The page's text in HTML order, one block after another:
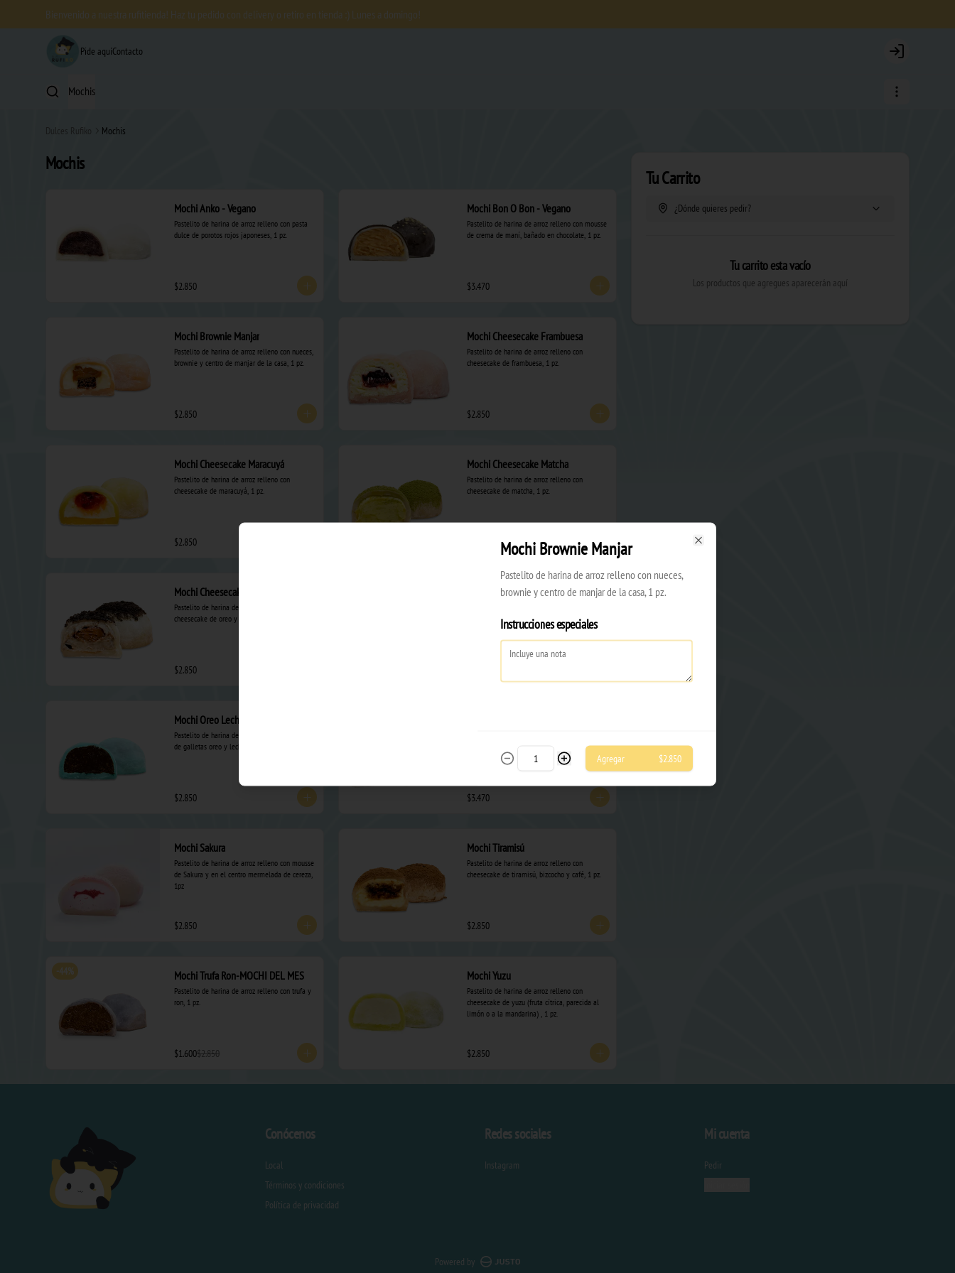
Bienvenido a nuestra rufitienda! Haz tu pedido con delivery o retiro en tienda :) Lunes a domingo!
Pide aquíContacto Login
Mochis
Dulces Rufiko Mochis
Mochis
Mochi Anko - Vegano
Pastelito de harina de arroz relleno con pasta
dulce de porotos rojos japoneses, 1 pz.
$2.850
Mochi Bon O Bon - Vegano
Pastelito de harina de arroz relleno con mousse
de crema de maní, bañado en chocolate, 1 pz.
$3.470
Mochi Brownie Manjar
Pastelito de harina de arroz relleno con nueces,
brownie y centro de manjar de la casa, 1 pz.
$2.850
Mochi Cheesecake Frambuesa
Pastelito de harina de arroz relleno con
cheesecake de frambuesa, 1 pz.
$2.850
Mochi Cheesecake Maracuyá
Pastelito de harina de arroz relleno con
cheesecake de maracuyá, 1 pz.
$2.850
Mochi Cheesecake Matcha
Pastelito de harina de arroz relleno con
cheesecake de matcha, 1 pz.
Mochi Cheesecake Oreo Nutella
Pastelito de harina de arroz relleno con
cheesecake de oreo y centro de nutella, 1 pz.
$2.850
Mochi Menta Chocolate
de chocolate con crema de menta, 1 pz.
Mochi Oreo Leche Condensada
Pastelito de harina de arroz relleno con mezcla
de galletas oreo y leche condensada, 1 pz.
$2.850
crema, bizcocho red velvet, frambuesa, bañado
en chocolate blanco , 1 pz.
$3.470
Mochi Sakura
Pastelito de harina de arroz relleno con mousse
de Sakura y en el centro mermelada de cereza,
1pz
$2.850
Mochi Tiramisú
Pastelito de harina de arroz relleno con
cheesecake de tiramisú, bizcocho y café, 1 pz.
$2.850
-44% Mochi Trufa Ron-MOCHI DEL MES
Pastelito de harina de arroz relleno con trufa y
ron, 1 pz.
$1.600$2.850
Mochi Yuzu
Pastelito de harina de arroz relleno con
cheesecake de yuzu (fruta cítrica, parecida al
limón o a la mandarina) , 1 pz.
$2.850
Tu Carrito
¿Dónde quieres pedir?
Tu carrito esta vacío
Los productos que agregues aparecerán aquí
Conócenos
Local
Términos y condiciones
Política de privacidad
Redes sociales
Instagram
Mi cuenta
Pedir
Powered by
Mochi Brownie Manjar
Pastelito de harina de arroz relleno con nueces,
brownie y centro de manjar de la casa, 1 pz.
Instrucciones especiales
Agregar $2.850